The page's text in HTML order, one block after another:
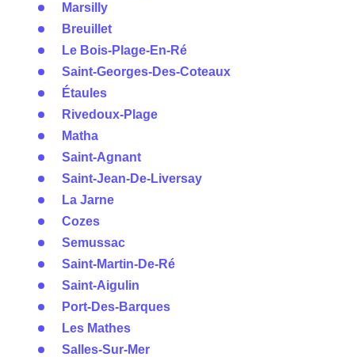
Marsilly
Breuillet
Le Bois-Plage-En-Ré
Saint-Georges-Des-Coteaux
Étaules
Rivedoux-Plage
Matha
Saint-Agnant
Saint-Jean-De-Liversay
La Jarne
Cozes
Semussac
Saint-Martin-De-Ré
Saint-Aigulin
Port-Des-Barques
Les Mathes
Salles-Sur-Mer